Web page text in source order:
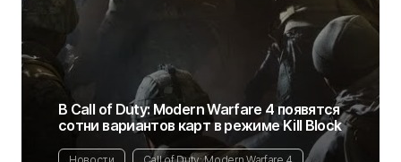
В Call of Duty: Modern Warfare 4 появятся
сотни вариантов карт в режиме Kill Block